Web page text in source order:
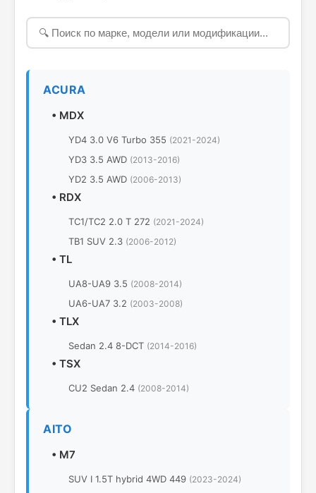
ACURA
• MDX
YD4 3.0 V6 Turbo 355 (2021-2024)
YD3 3.5 AWD (2013-2016)
YD2 3.5 AWD (2006-2013)
• RDX
TC1/TC2 2.0 T 272 (2021-2024)
TB1 SUV 2.3 (2006-2012)
• TL
UA8-UA9 3.5 (2008-2014)
UA6-UA7 3.2 (2003-2008)
• TLX
Sedan 2.4 8-DCT (2014-2016)
• TSX
CU2 Sedan 2.4 (2008-2014)
AITO
• M7
SUV I 1.5T hybrid 4WD 449 (2023-2024)